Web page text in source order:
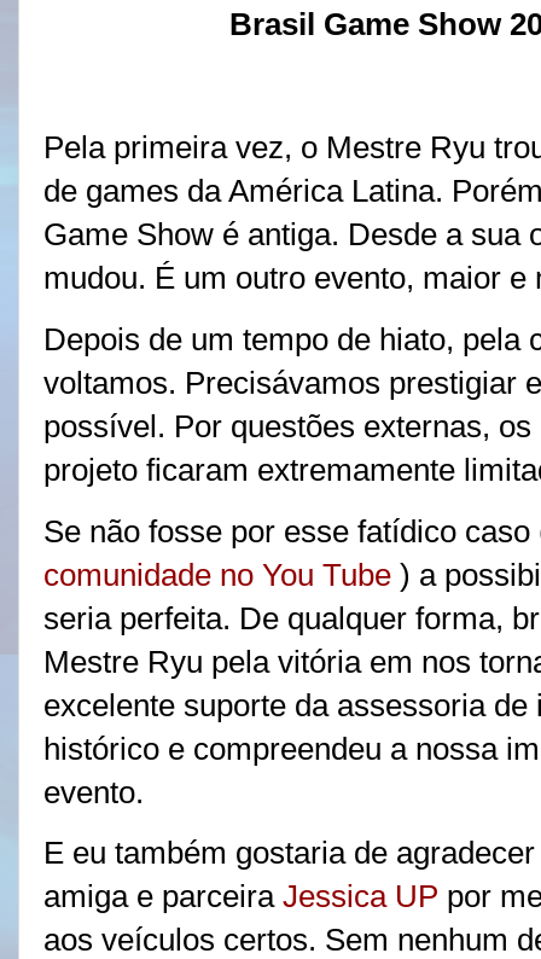
Brasil Game Show
Pela primeira vez, o Mestre Ryu
de games da América Latina.
Game Show é antiga. Desde a sua
mudou. É um outro evento, maior e
Depois de um tempo de hiato, pela
voltamos. Precisávamos prestigiar
possível. Por questões externas,
projeto ficaram extremamente
Se não fosse por esse fatídico caso
comunidade no You Tube ) a
seria perfeita. De qualquer forma,
Mestre Ryu pela vitória em nos
excelente suporte da assessoria
histórico e compreendeu a nossa
evento.
E eu também gostaria de
amiga e parceira Jessica UP por
aos veículos certos. Sem nenhum